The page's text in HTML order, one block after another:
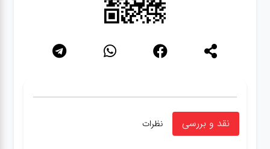
نقد و بررسی نظرات